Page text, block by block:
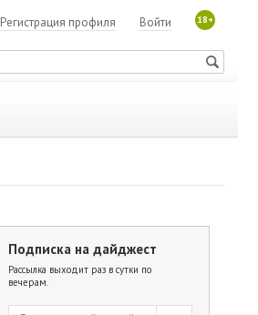
18+
Войти
Регистрация профиля
Подписка на дайджест
Рассылка выходит раз в сутки по
вечерам.